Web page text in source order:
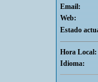
Email:
Web:
Estado
Hora Local:
Idioma: